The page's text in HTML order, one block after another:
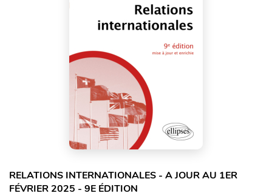
RELATIONS INTERNATIONALES - A JOUR AU 1ER
FÉVRIER 2025 - 9E ÉDITION